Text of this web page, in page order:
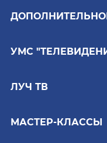
УМС
ЛУЧ ТВ
МАСТЕР-КЛАССЫ